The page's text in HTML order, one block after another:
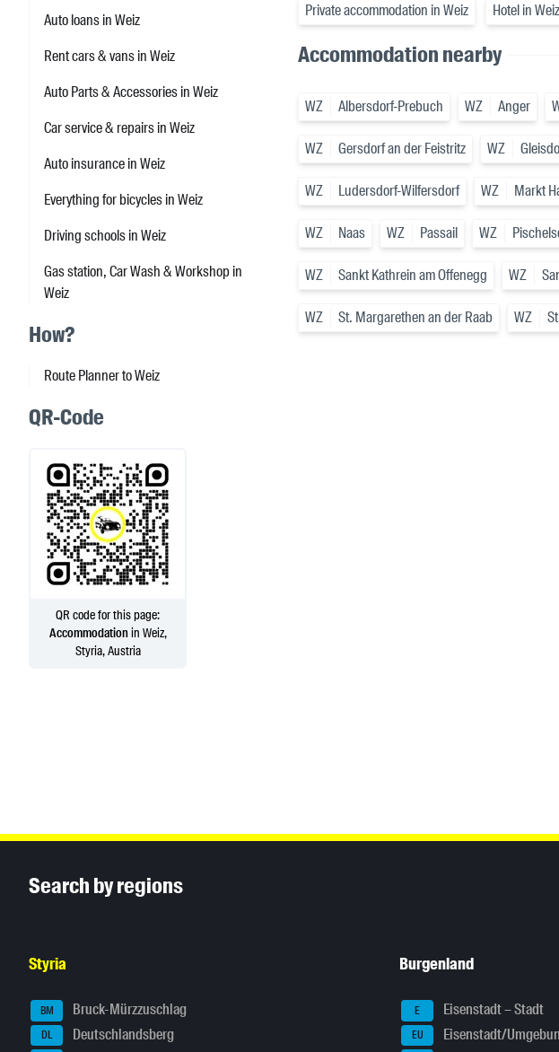
Auto loans in Weiz
Rent cars & vans in Weiz
Auto Parts & Accessories in Weiz
Car service & repairs in Weiz
Auto insurance in Weiz
Everything for bicycles in Weiz
Driving schools in Weiz
Gas station, Car Wash & Workshop in
Weiz
How?
Route Planner to Weiz
QR-Code
QR code for this page:
Accommodationin Weiz,
Styria, Austria
Private accommodation in Weiz Hotel in Weiz
Accommodation nearby
WZ Albersdorf-Prebuch WZ Anger
WZ Gersdorf an der Feistritz WZ
WZ Ludersdorf-Wilfersdorf WZ Markt
WZ Naas WZ Passail WZ
WZ Sankt Kathrein am Offenegg WZ
WZ St. Margarethen an der Raab WZ
Search by regions
Styria
BM Bruck-Mürzzuschlag
DL Deutschlandsberg
Burgenland
E Eisenstadt – Stadt
EU Eisenstadt/